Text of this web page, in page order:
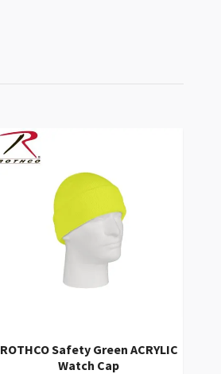
ROTHCO Safety Green ACRYLIC
Watch Cap